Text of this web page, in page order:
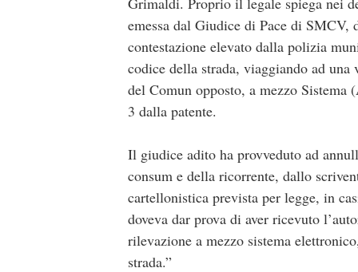
emessa dal Giudice di Pace di
contestazione elevato dalla polizia
codice della strada, viaggiando ad
del Comun opposto, a mezzo
3 dalla patente.
Il giudice adito ha provveduto ad
consum e della ricorrente, dallo
cartellonistica prevista per legge, in
doveva dar prova di aver ricevuto
rilevazione a mezzo sistema
strada.”